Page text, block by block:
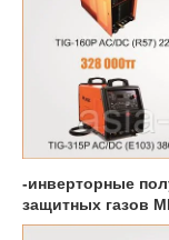
-инверторные
защитных газов